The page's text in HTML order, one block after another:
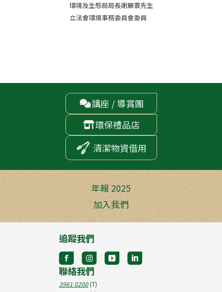
環境及生態局局長謝展寰先生
立法會環境事務委員會委員
講座 / 導賞團
環保禮品店
清潔物資借用
年報 2025
加入我們
追蹤我們
聯絡我們
3961 0200(T)